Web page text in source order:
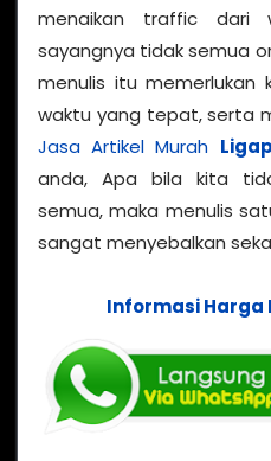
menaikan traffic dari
sayangnya tidak semua
menulis itu memerlukan
waktu yang tepat, serta
Jasa Artikel Murah
anda, Apa bila kita
semua, maka menulis
sangat menyebalkan
Informasi Harga